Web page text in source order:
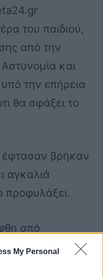
My Personal
του παιδιού,
από την
και
την επήρεια
θα σφάξει το
έφτασαν βρήκαν
αγκαλιά
προφυλάξει.
από